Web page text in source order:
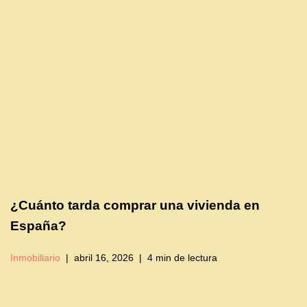
¿Cuánto tarda comprar una vivienda en
España?
Inmobiliario abril 16, 2026 4 min de lectura